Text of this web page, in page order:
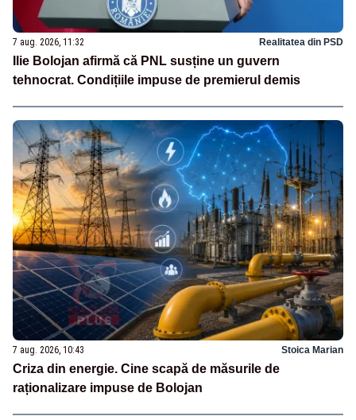
7 aug. 2026, 11:32 Realitatea din PSD
Ilie Bolojan afirmă că PNL susține un guvern
tehnocrat. Condițiile impuse de premierul demis
7 aug. 2026, 10:43 Stoica Marian
Criza din energie. Cine scapă de măsurile de
raționalizare impuse de Bolojan